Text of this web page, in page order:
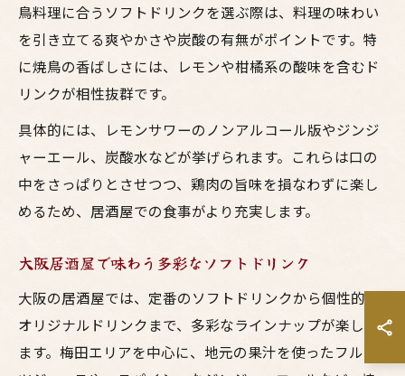
鳥料理に合うソフトドリンクを選ぶ際は、料理の味わい
を引き立てる爽やかさや炭酸の有無がポイントです。特
に焼鳥の香ばしさには、レモンや柑橘系の酸味を含むド
リンクが相性抜群です。
具体的には、レモンサワーのノンアルコール版やジンジ
ャーエール、炭酸水などが挙げられます。これらは口の
中をさっぱりとさせつつ、鶏肉の旨味を損なわずに楽し
めるため、居酒屋での食事がより充実します。
大阪居酒屋で味わう多彩なソフトドリンク
大阪の居酒屋では、定番のソフトドリンクから個性的な
オリジナルドリンクまで、多彩なラインナップが楽しめ
ます。梅田エリアを中心に、地元の果汁を使ったフルー